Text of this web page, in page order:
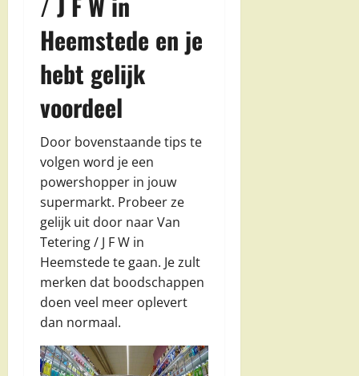
Heemstede en je
hebt gelijk
voordeel
Door bovenstaande tips te
volgen word je een
powershopper in jouw
supermarkt. Probeer ze
gelijk uit door naar Van
Tetering / J F W in
Heemstede te gaan. Je zult
merken dat boodschappen
doen veel meer oplevert
dan normaal.